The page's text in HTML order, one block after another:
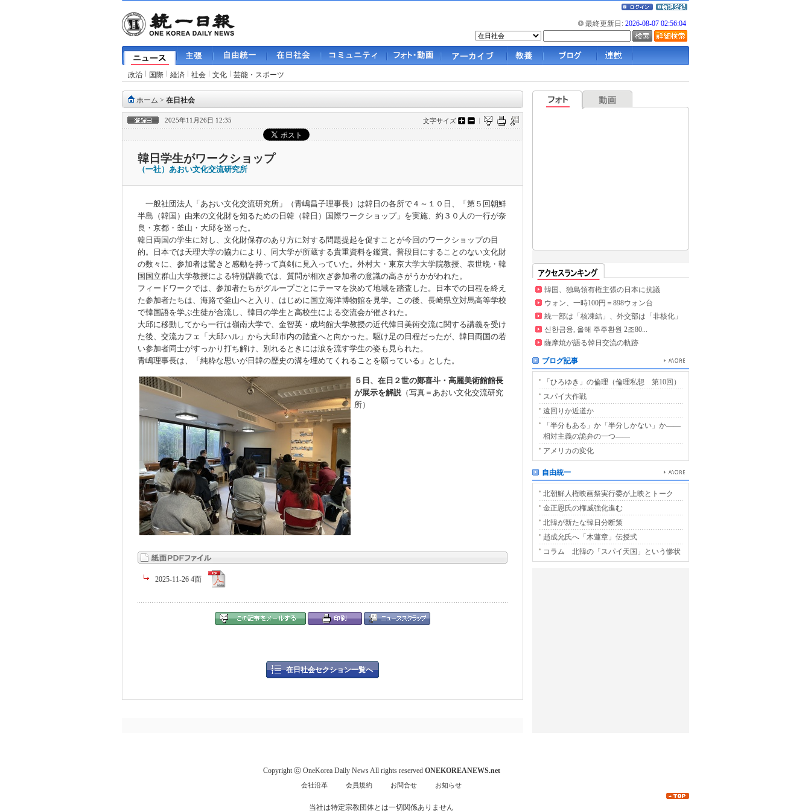
最終更新日: 2026-08-07 02:56:04
政治 国際 経済 社会 文化 芸能・スポーツ
ホーム > 在日社会
2025年11月26日 12:35 文字サイズ
韓日学生がワークショップ
（一社）あおい文化交流研究所
一般社団法人「あおい文化交流研究所」（青嶋昌子理事長）は韓日の各所で４～１０日、「第５回朝鮮
半島（韓国）由来の文化財を知るための日韓（韓日）国際ワークショップ」を実施、約３０人の一行が奈
良・京都・釜山・大邱を巡った。
韓日両国の学生に対し、文化財保存のあり方に対する問題提起を促すことが今回のワークショップの目
的。日本では天理大学の協力により、同大学が所蔵する貴重資料を鑑賞。普段目にすることのない文化財
の数々に、参加者は驚きと感動を持って真剣に見入っていた。外村大・東京大学大学院教授、表世晩・韓
国国立群山大学教授による特別講義では、質問が相次ぎ参加者の意識の高さがうかがわれた。
フィードワークでは、参加者たちがグループごとにテーマを決めて地域を踏査した。日本での日程を終え
た参加者たちは、海路で釜山へと入り、はじめに国立海洋博物館を見学。この後、長崎県立対馬高等学校
で韓国語を学ぶ生徒が合流し、韓日の学生と高校生による交流会が催された。
大邱に移動してから一行は嶺南大学で、金智英・成均館大学教授の近代韓日美術交流に関する講義を受け
た後、交流カフェ「大邱ハル」から大邱市内の踏査へと向かった。駆け足の日程だったが、韓日両国の若
い参加者同士がすっかり打ち解け、別れるときには涙を流す学生の姿も見られた。
青嶋理事長は、「純粋な思いが日韓の歴史の溝を埋めてくれることを願っている」とした。
５日、在日２世の鄭喜斗・高麗美術館館長
が展示を解説（写真＝あおい文化交流研究
所）
2025-11-26 4面
在日社会セクション一覧へ
韓国、独島領有権主張の日本に抗議
ウォン、一時100円＝898ウォン台
統一部は「核凍結」、外交部は「非核化」
신한금융, 올해 주주환원 2조80...
薩摩焼が語る韓日交流の軌跡
ブログ記事
「ひろゆき」の倫理（倫理私想 第10回）
スパイ大作戦
遠回りか近道か
「半分もある」か「半分しかない」か――
相対主義の詭弁の一つ――
アメリカの変化
自由統一
北朝鮮人権映画祭実行委が上映とトーク
金正恩氏の権威強化進む
北韓が新たな韓日分断策
趙成允氏へ「木蓮章」伝授式
コラム 北韓の「スパイ天国」という惨状
Copyright ⓒ OneKorea Daily News All rights reserved ONEKOREANEWS.net
会社沿革 会員規約 お問合せ お知らせ
当社は特定宗教団体とは一切関係ありません